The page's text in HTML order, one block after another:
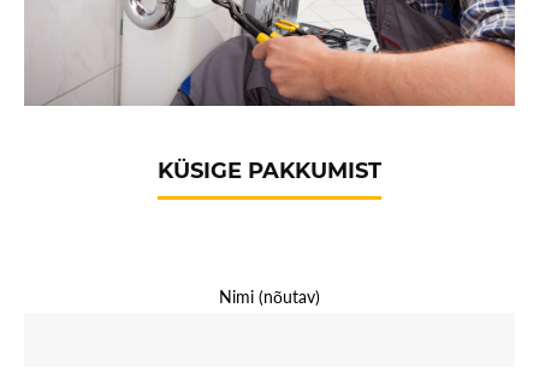
KÜSIGE PAKKUMIST
Nimi (nõutav)